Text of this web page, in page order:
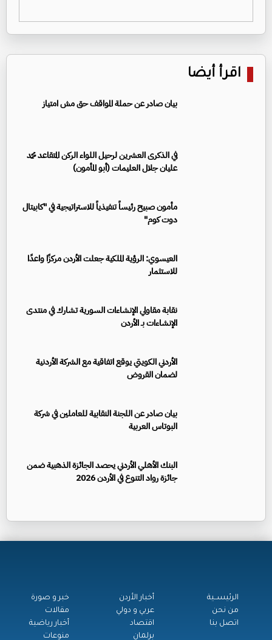
اقرأ أيضا
بيان صادر عن حملة المواقف حق مش امتياز
في الذكرى العشرين لرحيل اللواء الركن المتقاعد محمد
عليان جلال العليمات (أبو المأمون)
مأمون صبيح رئيساً تنفيذياً للاستراتيجية في "كابيتال
دوت كوم"
العيسوي: الرؤية الملكية جعلت الأردن مركزًا واعدًا
للاستثمار
نقابة مقاولي الإنشاءات السورية تشارك في منتدى
الإنشاءات بـ الأردن
الأردني الكويتي يوقع اتفاقية مع الشركة الأردنية
لضمان القروض
بيان صادر عن اللجنة النقابية للعاملين في شركة
البوتاس العربية
البنك الأهلي الأردني يحصد الجائزة الذهبية ضمن
جائزة رواد التنوع في الأردن 2026
الرئيســية
من نحن
اتصل بنا
أخبار الأردن
عربي و دولي
اقتصاد
برلمان
خبر و صورة
مقالات
أخبار رياضية
منوعات